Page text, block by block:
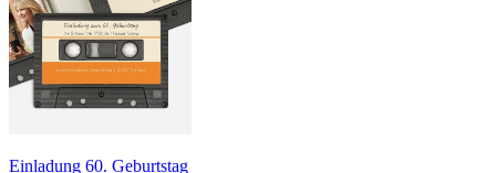
Einladung 60. Geburtstag